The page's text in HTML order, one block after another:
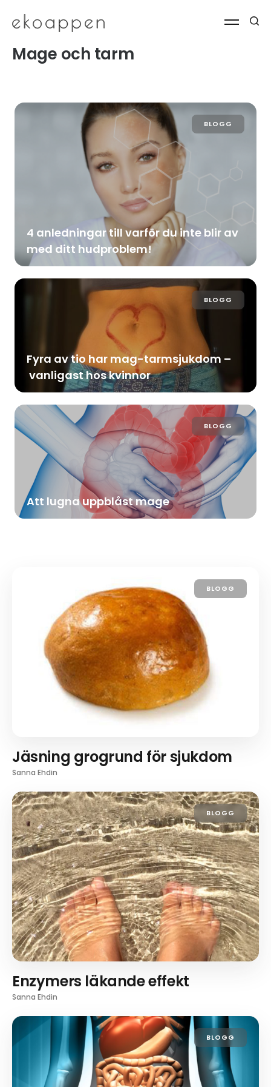
Mage och tarm
BLOGG
4 anledningar till varför du inte blir av
med ditt hudproblem!
BLOGG
Fyra av tio har mag-tarmsjukdom –
vanligast hos kvinnor
BLOGG
Att lugna uppblåst mage
BLOGG
Jäsning grogrund för sjukdom
Sanna Ehdin
BLOGG
Enzymers läkande effekt
Sanna Ehdin
BLOGG